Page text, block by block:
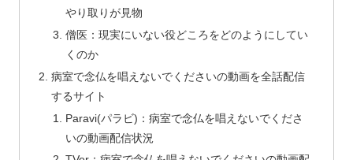
やり取りが見物
僧医：現実にいない役どころをどのようにしてい
くのか
病室で念仏を唱えないでくださいの動画を全話配信
するサイト
Paravi(パラビ)：病室で念仏を唱えないでくださ
いの動画配信状況